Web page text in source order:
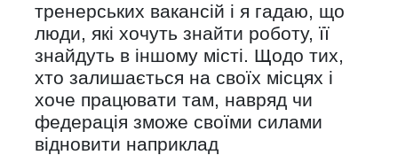
тренерських вакансій і я гадаю, що
люди, які хочуть знайти роботу, її
знайдуть в іншому місті. Щодо тих,
хто залишається на своїх місцях і
хоче працювати там, навряд чи
федерація зможе своїми силами
відновити наприклад